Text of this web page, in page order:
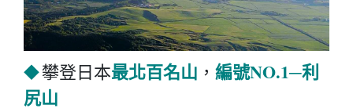
◆攀登日本最北百名山 ， 編號NO.1─利
尻山